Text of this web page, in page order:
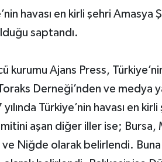
havası en kirli şehri
saptandı.
kurumu Ajans Press,
Derneği’nden ve medya
Türkiye’nin havası en
aşan diğer iller ise;
Niğde olarak belirlendi. Buna